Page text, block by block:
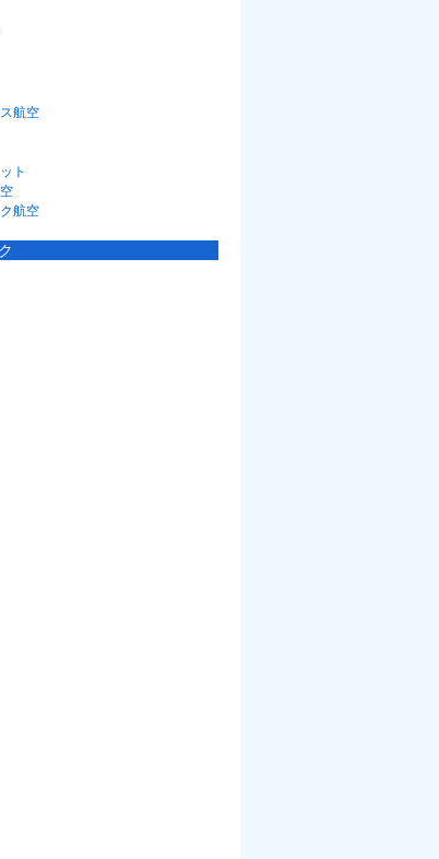
航空
ト
航空